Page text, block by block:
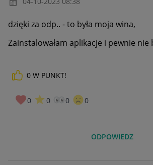
dzięki za odp.. - to była moja wina,
Zainstalowałam aplikacje i pewnie
0 W PUNKT!
0 0 0 0
ODPOWIEDZ